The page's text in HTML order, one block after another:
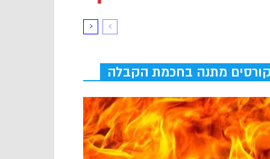
קורסים מתנה בחכמת הקבלה